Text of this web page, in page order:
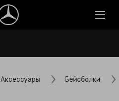
Аксессуары Бейсболки